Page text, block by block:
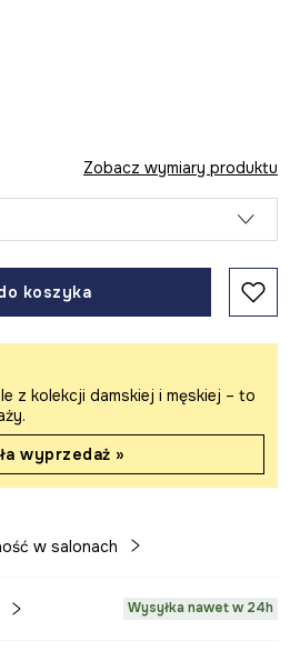
Zobacz wymiary produktu
koszyka
z kolekcji damskiej i męskiej – to
wyprzedaż »
w salonach
Wysyłka nawet w 24h